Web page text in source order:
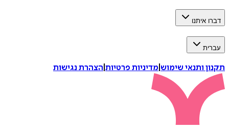
דברו איתנו
עברית
תקנון ותנאי שימוש מדיניות פרטיות הצהרת נגישות